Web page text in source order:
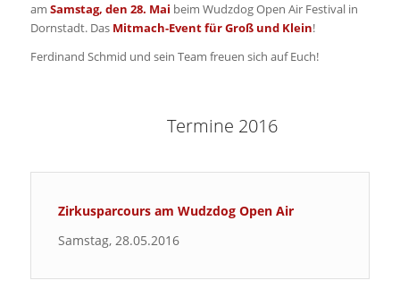
am Samstag, den 28. Mai beim Wudzdog Open Air Festival in
Dornstadt. Das Mitmach-Event für Groß und Klein!
Ferdinand Schmid und sein Team freuen sich auf Euch!
Termine 2016
Zirkusparcours am Wudzdog Open Air
Samstag, 28.05.2016